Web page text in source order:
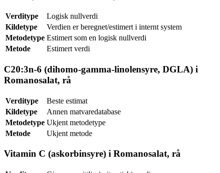
Verditype
Logisk nullverdi
Kildetype
Verdien er beregnet/estimert i internt system
Metodetype Estimert som en logisk nullverdi
Metode
Estimert verdi
C20:3n-6 (dihomo-gamma-linolensyre, DGLA) i
Romanosalat, rå
Verditype
Beste estimat
Kildetype
Annen matvaredatabase
Metodetype Ukjent metodetype
Metode
Ukjent metode
Vitamin C (askorbinsyre) i Romanosalat, rå